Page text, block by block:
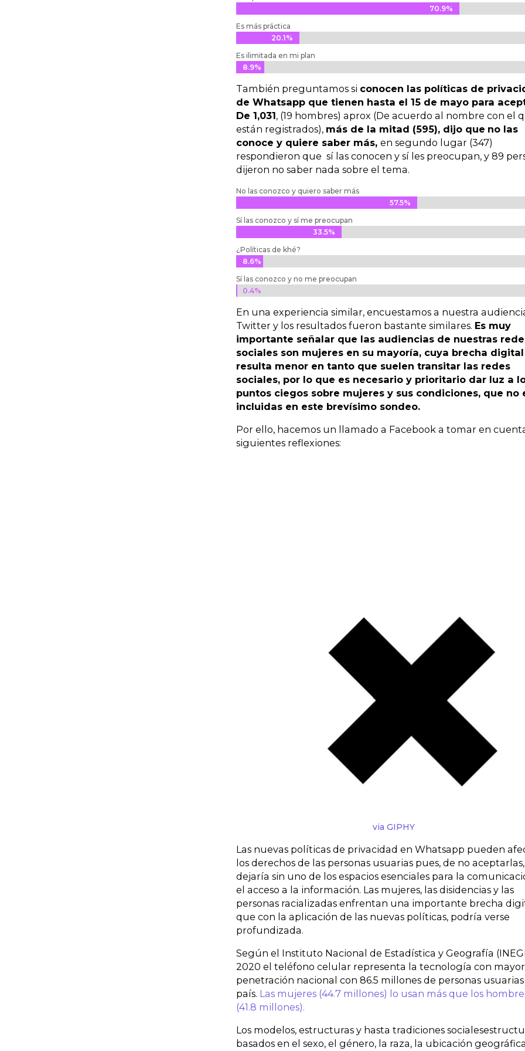
70.9%
70.9%
Es más práctica
20.1%
20.1%
Es ilimitada en mi plan
8.9%
8.9%
También preguntamos si conocen las políticas de
de Whatsapp que tienen hasta el 15 de mayo para
De 1,031, (19 hombres) aprox (De acuerdo al nombre con el
están registrados), más de la mitad (595), dijo que no las
conoce y quiere saber más,en segundo lugar (347)
respondieron que sí las conocen y sí les preocupan, y 89
dijeron no saber nada sobre el tema.
No las conozco y quiero saber más
57.5%
57.5%
Sí las conozco y sí me preocupan
33.5%
33.5%
¿Políticas de khé?
8.6%
8.6%
Sí las conozco y no me preocupan
0.4%
0.4%
En una experiencia similar, encuestamos a nuestra
Twitter y los resultados fueron bastante similares. Es muy
importante señalar que las audiencias de nuestras
sociales son mujeres en su mayoría, cuya brecha digital
resulta menor en tanto que suelen transitar las redes
sociales, por lo que es necesario y prioritario dar luz a
puntos ciegos sobre mujeres y sus condiciones, que no
incluidas en este brevísimo sondeo.
Por ello, hacemos un llamado a Facebook a tomar en
siguientes reflexiones:
via GIPHY
Las nuevas políticas de privacidad en Whatsapp pueden
los derechos de las personas usuarias pues, de no
dejaría sin uno de los espacios esenciales para la
el acceso a la información. Las mujeres, las disidencias y las
personas racializadas enfrentan una importante brecha
que con la aplicación de las nuevas políticas, podría verse
profundizada.
Según el Instituto Nacional de Estadística y Geografía
2020 el teléfono celular representa la tecnología con mayor
penetración nacional con 86.5 millones de personas
país. Las mujeres (44.7 millones) lo usan más que los
(41.8 millones).
Los modelos, estructuras y hasta tradiciones
basados en el sexo, el género, la raza, la ubicación